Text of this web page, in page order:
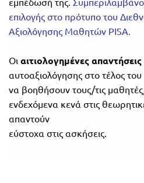
επιλογής στο πρότυπο του
Αξιολόγησης Μαθητών PISA.
Οι αιτιολογημένες απαντήσεις
αυτοαξιολόγησης στο τέλος
να βοηθήσουν τους/τις
ενδεχόμενα κενά στις
απαντούν
εύστοχα στις ασκήσεις.